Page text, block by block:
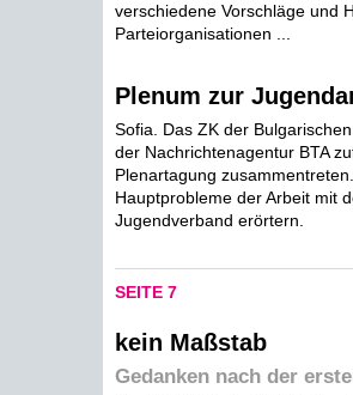
verschiedene Vorschläge und
Parteiorganisationen ...
Plenum zur
Sofia. Das ZK der
der Nachrichtenagentur BTA
Plenartagung
Hauptprobleme der Arbeit mit
Jugendverband erörtern.
SEITE 7
kein Maßstab
Gedanken nach der